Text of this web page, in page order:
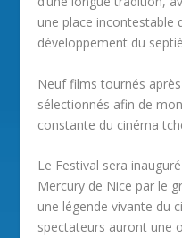
une place incontestable
développement du
Neuf films tournés
sélectionnés afin de
constante du cinéma
Le Festival sera
Mercury de Nice par le
une légende vivante du
spectateurs auront une